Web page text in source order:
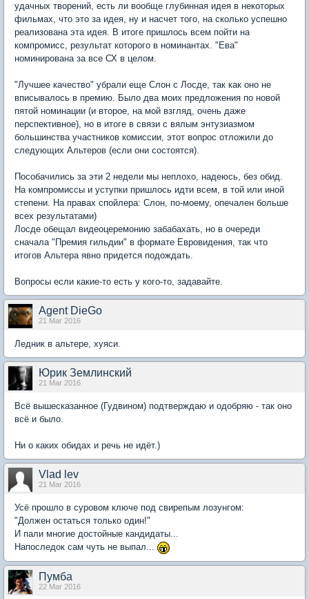
удачных творений, есть ли вообще глубинная идея в некоторых
фильмах, что это за идея, ну и насчет того, на сколько успешно
реализована эта идея. В итоге пришлось всем пойти на
компромисс, результат которого в номинантах. "Ева"
номинирована за все СХ в целом.
"Лучшее качество" убрали еще Слон с Лосде, так как оно не
вписывалось в премию. Было два моих предложения по новой
пятой номинации (и второе, на мой взгляд, очень даже
перспективное), но в итоге в связи с вялым энтузиазмом
большинства участников комиссии, этот вопрос отложили до
следующих Альтеров (если они состоятся).
Пособачились за эти 2 недели мы неплохо, надеюсь, без обид.
На компромиссы и уступки пришлось идти всем, в той или иной
степени. На правах спойлера: Слон, по-моему, опечален больше
всех результатами)
Лосде обещал видеоцеремонию забабахать, но в очереди
сначала "Премия гильдии" в формате Евровидения, так что
итогов Альтера явно придется подождать.
Вопросы если какие-то есть у кого-то, задавайте.
Agent DieGo
21 Mar 2016
Ледник в альтере, хуяси.
Юрик Землинский
21 Mar 2016
Всё вышесказанное (Гудвином) подтверждаю и одобряю - так оно
всё и было.
Ни о каких обидах и речь не идёт.)
Vlad lev
21 Mar 2016
Усё прошло в суровом ключе под свирепым лозунгом:
"Должен остаться только один!"
И пали многие достойные кандидаты...
Напоследок сам чуть не выпал...
Пумба
22 Mar 2016